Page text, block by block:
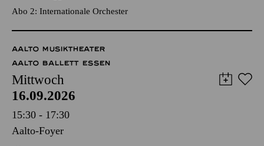
Abo 2: Internationale Orchester
AALTO MUSIKTHEATER
AALTO BALLETT ESSEN
Mittwoch
16.09.2026
15:30 - 17:30
Aalto-Foyer